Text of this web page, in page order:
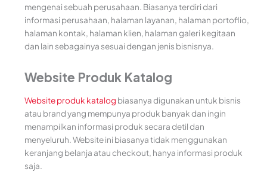
mengenai sebuah perusahaan. Biasanya terdiri dari
informasi perusahaan, halaman layanan, halaman portoflio,
halaman kontak, halaman klien, halaman galeri kegitaan
dan lain sebagainya sesuai dengan jenis bisnisnya.
Website Produk Katalog
Website produk katalog biasanya digunakan untuk bisnis
atau brand yang mempunya produk banyak dan ingin
menampilkan informasi produk secara detil dan
menyeluruh. Website ini biasanya tidak menggunakan
keranjang belanja atau checkout, hanya informasi produk
saja.